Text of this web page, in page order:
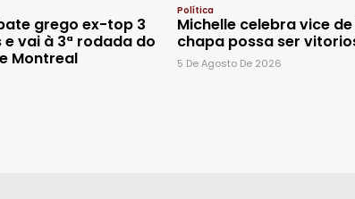
grego ex-top 3
vai à 3ª rodada do
Montreal
Política
Michelle celebra vice de
chapa possa ser
5 De Agosto De 2026